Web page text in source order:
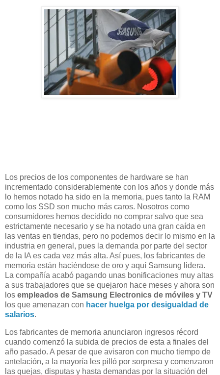
Los precios de los componentes de hardware se han
incrementado considerablemente con los años y donde más
lo hemos notado ha sido en la memoria, pues tanto la RAM
como los SSD son mucho más caros. Nosotros como
consumidores hemos decidido no comprar salvo que sea
estrictamente necesario y se ha notado una gran caída en
las ventas en tiendas, pero no podemos decir lo mismo en la
industria en general, pues la demanda por parte del sector
de la IA es cada vez más alta. Así pues, los fabricantes de
memoria están haciéndose de oro y aquí Samsung lidera.
La compañía acabó pagando unas bonificaciones muy altas
a sus trabajadores que se quejaron hace meses y ahora son
los empleados de Samsung Electronics de móviles y TV
los que amenazan con hacer huelga por desigualdad de
salarios.
Los fabricantes de memoria anunciaron ingresos récord
cuando comenzó la subida de precios de esta a finales del
año pasado. A pesar de que avisaron con mucho tiempo de
antelación, a la mayoría les pilló por sorpresa y comenzaron
las quejas, disputas y hasta demandas por la situación del